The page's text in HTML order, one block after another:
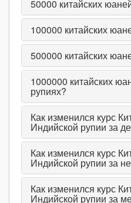
50000 китайских
100000 китайских
500000 китайских
1000000 китайских
рупиях?
Как изменился курс
Индийской рупии за
Как изменился курс
Индийской рупии за
Как изменился курс
Индийской рупии за